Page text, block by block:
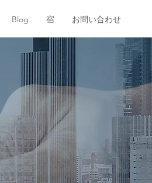
Blog 宿 お問い合わせ